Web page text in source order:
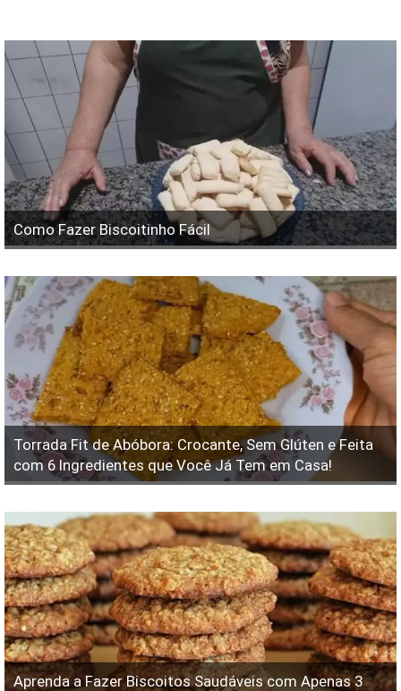
Como Fazer Biscoitinho Fácil
Torrada Fit de Abóbora: Crocante, Sem Glúten e Feita
com 6 Ingredientes que Você Já Tem em Casa!
Aprenda a Fazer Biscoitos Saudáveis com Apenas 3